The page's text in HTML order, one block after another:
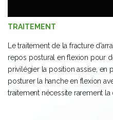
TRAITEMENT
Le traitement de la fracture
repos postural en flexion pour
privilégier la position assise, en
posturer la hanche en flexion
traitement nécessite rarement la